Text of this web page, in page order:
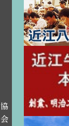
協
会